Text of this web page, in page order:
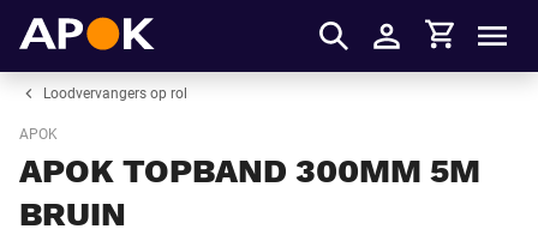
Inloggen
Winkelmandje
Loodvervangers op rol
APOK
APOK TOPBAND 300MM 5M
BRUIN